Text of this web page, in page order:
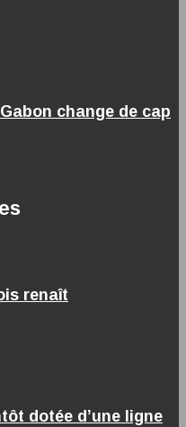
change de cap
renaît
dotée d’une ligne